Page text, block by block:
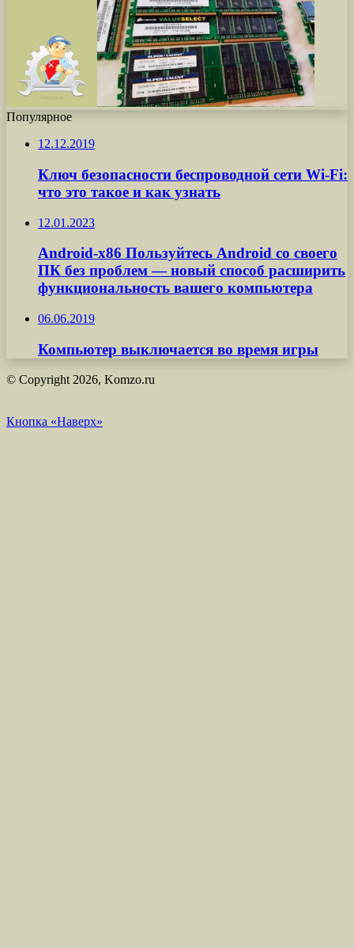
Популярное
12.12.2019
Ключ безопасности беспроводной сети Wi-Fi:
что это такое и как узнать
12.01.2023
Android-x86 Пользуйтесь Android со своего
ПК без проблем — новый способ расширить
функциональность вашего компьютера
06.06.2019
Компьютер выключается во время игры
© Copyright 2026, Komzo.ru
Кнопка «Наверх»